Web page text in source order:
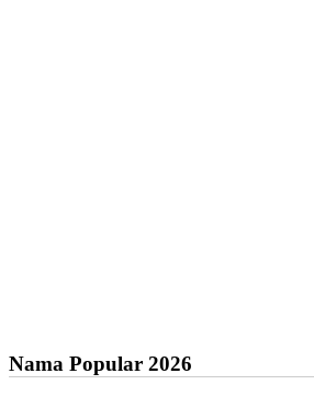
Nama Popular 2026